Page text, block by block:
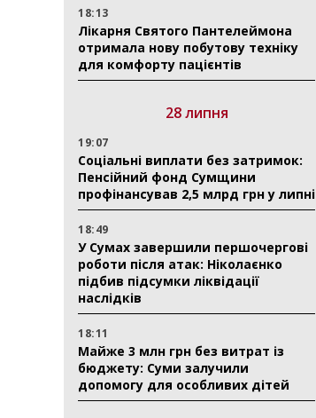
18:13
Лікарня Святого Пантелеймона
отримала нову побутову техніку
для комфорту пацієнтів
28 липня
19:07
Соціальні виплати без затримок:
Пенсійний фонд Сумщини
профінансував 2,5 млрд грн у липні
18:49
У Сумах завершили першочергові
роботи після атак: Ніколаєнко
підбив підсумки ліквідації
наслідків
18:11
Майже 3 млн грн без витрат із
бюджету: Суми залучили
допомогу для особливих дітей